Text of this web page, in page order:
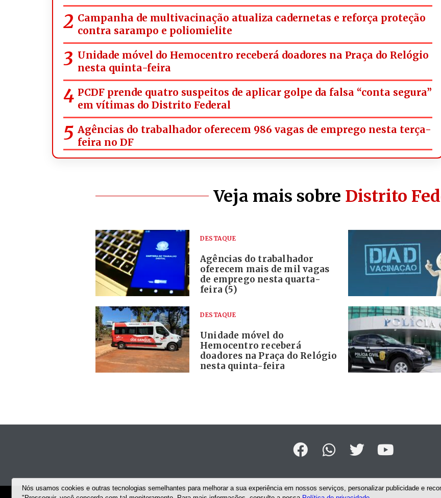
Campanha de multivacinação atualiza cadernetas e reforça proteção
contra sarampo e poliomielite
Unidade móvel do Hemocentro receberá doadores na Praça do Relógio
nesta quinta-feira
PCDF prende quatro suspeitos de aplicar golpe da falsa “conta segura”
em vítimas do Distrito Federal
Agências do trabalhador oferecem 986 vagas de emprego nesta terça-
feira no DF
Veja mais sobre Distrito
DESTAQUE
Agências do trabalhador
oferecem mais de mil vagas
de emprego nesta quarta-
feira (5)
DESTAQUE
Unidade móvel do
Hemocentro receberá
doadores na Praça do Relógio
nesta quinta-feira
Nós usamos cookies e outras tecnologias semelhantes para melhorar a sua experiência em nossos serviços, personalizar publicidade e